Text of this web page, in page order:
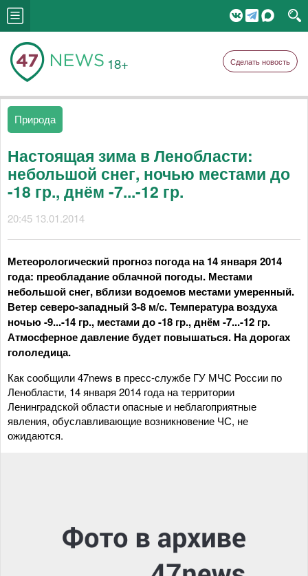
18+ Сделать новость
Природа
Настоящая зима в Ленобласти:
небольшой снег, ночью местами до
-18 гр., днём -7...-12 гр.
20:45 13.01.2014
Метеорологический прогноз погода на 14 января 2014
года: преобладание облачной погоды. Местами
небольшой снег, вблизи водоемов местами умеренный.
Ветер северо-западный 3-8 м/с. Температура воздуха
ночью -9...-14 гр., местами до -18 гр., днём -7...-12 гр.
Атмосферное давление будет повышаться. На дорогах
гололедица.
Как сообщили 47news в пресс-службе ГУ МЧС России по
Ленобласти, 14 января 2014 года на территории
Ленинградской области опасные и неблагоприятные
явления, обуславливающие возникновение ЧС, не
ожидаются.